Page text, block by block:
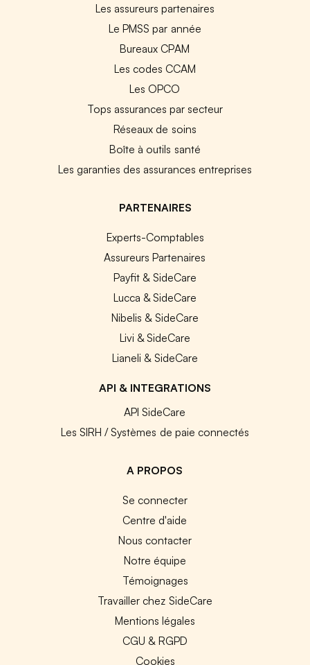
Les assureurs partenaires
Le PMSS par année
Bureaux CPAM
Les codes CCAM
Les OPCO
Tops assurances par secteur
Réseaux de soins
Boîte à outils santé
Les garanties des assurances entreprises
PARTENAIRES
Experts-Comptables
Assureurs Partenaires
Payfit & SideCare
Lucca & SideCare
Nibelis & SideCare
Livi & SideCare
Lianeli & SideCare
API & INTEGRATIONS
API SideCare
Les SIRH / Systèmes de paie connectés
A PROPOS
Se connecter
Centre d'aide
Nous contacter
Notre équipe
Témoignages
Travailler chez SideCare
Mentions légales
CGU & RGPD
Cookies